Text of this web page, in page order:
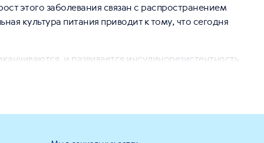
этого заболевания связан с распространением
культура питания приводит к тому, что сегодня
и развивается инсулинорезистентность
диабет.